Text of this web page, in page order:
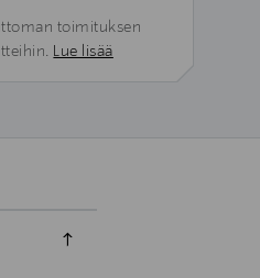
toimituksen
Lue lisää